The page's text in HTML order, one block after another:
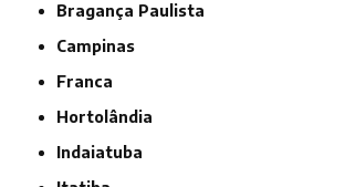
Bragança Paulista
Campinas
Franca
Hortolândia
Indaiatuba